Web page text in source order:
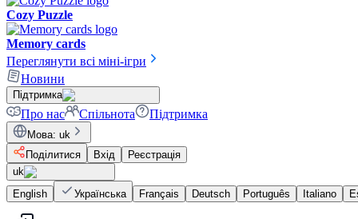
Cozy Puzzle
Memory cards
Переглянути всі міні-ігри
Новини
Підтримка
Про нас Спільнота Підтримка
Мова: uk
Поділитися
Вхід
Реєстрація
uk
English
Українська Français Deutsch Português Italiano